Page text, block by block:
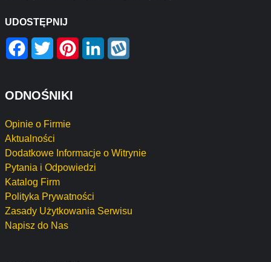
UDOSTĘPNIJ
Facebook
Twitter PinterestLinkedIn
ODNOŚNIKI
Opinie o Firmie
Aktualności
Dodatkowe Informacje o Witrynie
Pytania i Odpowiedzi
Katalog Firm
Polityka Prywatności
Zasady Użytkowania Serwisu
Napisz do Nas